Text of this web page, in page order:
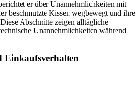
er über Unannehmlichkeiten mit
beschmutzte Kissen wegbewegt und ihre
Abschnitte zeigen alltägliche
Unannehmlichkeiten während
Einkaufsverhalten